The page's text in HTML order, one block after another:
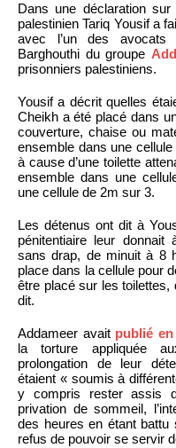
Dans une déclaration
palestinien Tariq Yousif a
avec l’un des avocats
Barghouthi du groupe
prisonniers palestiniens.
Yousif a décrit quelles
Cheikh a été placé dans
couverture, chaise ou
ensemble dans une
à cause d’une toilette
ensemble dans une
une cellule de 2m sur 3.
Les détenus ont dit à
pénitentiaire leur
sans drap, de minuit à 8
place dans la cellule pour
être placé sur les
dit.
Addameer avait publié
la torture appliquée
prolongation de leur
étaient « soumis à
y compris rester assis
privation de sommeil,
des heures en étant
refus de pouvoir se servir